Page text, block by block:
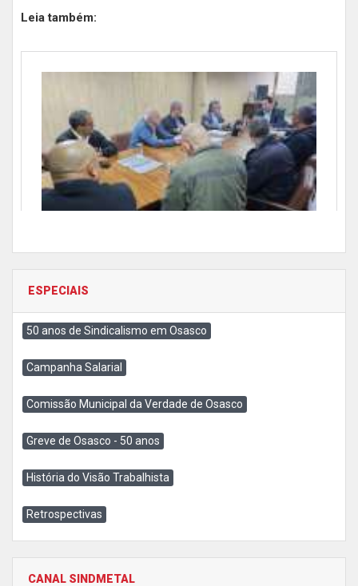
Leia também:
ESPECIAIS
50 anos de Sindicalismo em Osasco
Campanha Salarial
Comissão Municipal da Verdade de Osasco
Greve de Osasco - 50 anos
História do Visão Trabalhista
Retrospectivas
CANAL SINDMETAL